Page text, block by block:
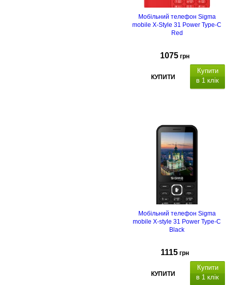
Мобільний телефон Sigma
mobile X-Style 31 Power Type-C
Red
1075 грн
КУПИТИ
Купити
в 1 клік
камера 0.3 Мп, акумулятор 3100
мАг, розміри 130x57x13 мм.
Мобільний телефон Sigma
mobile X-style 31 Power Type-C
Black
1115 грн
КУПИТИ
Купити
в 1 клік